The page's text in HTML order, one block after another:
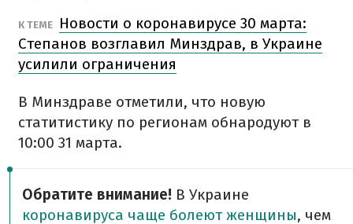
К ТЕМЕ
Новости о коронавирусе 30 марта:
Степанов возглавил Минздрав, в Украине
усилили ограничения
В Минздраве отметили, что новую
статитистику по регионам обнародуют в
10:00 31 марта.
Обратите внимание! В Украине
коронавируса чаще болеют женщины, чем